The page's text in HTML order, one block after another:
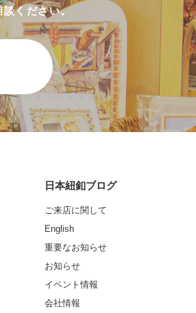
談ください。
日本紐釦ブログ
ご来店に関して
English
重要なお知らせ
お知らせ
イベント情報
会社情報